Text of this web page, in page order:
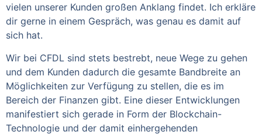
vielen unserer Kunden großen Anklang findet. Ich erkläre
dir gerne in einem Gespräch, was genau es damit auf
sich hat.
Wir bei CFDL sind stets bestrebt, neue Wege zu gehen
und dem Kunden dadurch die gesamte Bandbreite an
Möglichkeiten zur Verfügung zu stellen, die es im
Bereich der Finanzen gibt. Eine dieser Entwicklungen
manifestiert sich gerade in Form der Blockchain-
Technologie und der damit einhergehenden